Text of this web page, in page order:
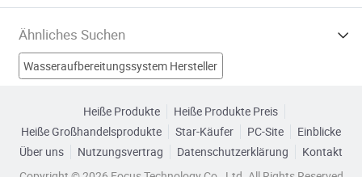
Ähnliches Suchen
Wasseraufbereitungssystem Hersteller
Umkehrosmoseanlage Hersteller
Heiße Produkte
Heiße Produkte Preis
Heiße Großhandelsprodukte
Star-Käufer PC-Site
Einblicke
Über uns
Nutzungsvertrag Datenschutzerklärung
Kontakt